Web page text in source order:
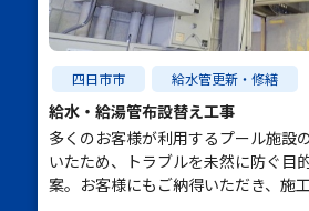
四日市市 給水管更新・修繕
給水・給湯管布設替え工事
多くのお客様が利用するプール施設
いたため、トラブルを未然に防ぐ目
案。お客様にもご納得いただき、施